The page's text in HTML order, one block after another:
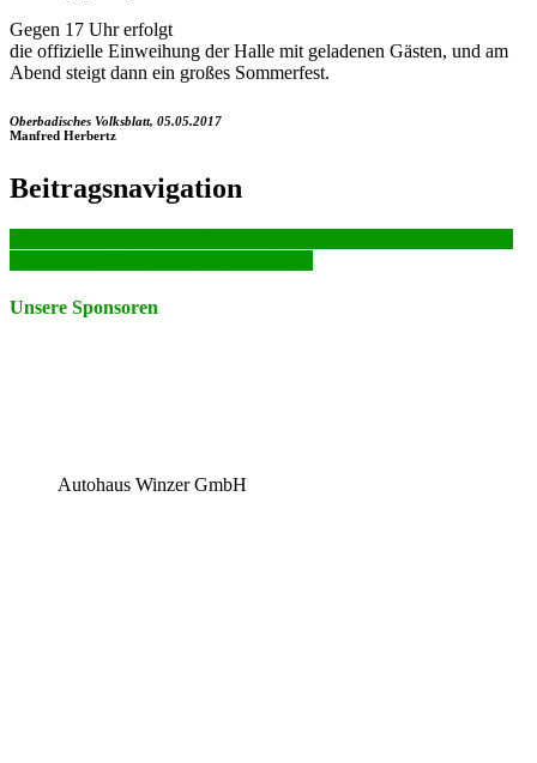
Gegen 17 Uhr erfolgt
die offizielle Einweihung der Halle mit geladenen Gästen, und am
Abend steigt dann ein großes Sommerfest.
Oberbadisches Volksblatt, 05.05.2017
Manfred Herbertz
Beitragsnavigation
Unsere Sponsoren
Autohaus Winzer GmbH